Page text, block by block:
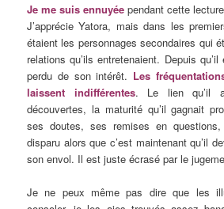
Je me suis ennuyée pendant cette
J’apprécie Yatora, mais dans les
étaient les personnages secondaires qui
relations qu’ils entretenaient. Depuis
perdu de son intérêt. Les
laissent indifférentes. Le lien qu’il
découvertes, la maturité qu’il gagnait
ses doutes, ses remises en
disparu alors que c’est maintenant qu’il
son envol. Il est juste écrasé par le
Je ne peux même pas dire que les